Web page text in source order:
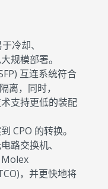
冷却、
规模部署。
互连系统符合
离，同时，
支持更低的装配
CPO 的转换。
路交换机、
Molex
，并更快地将